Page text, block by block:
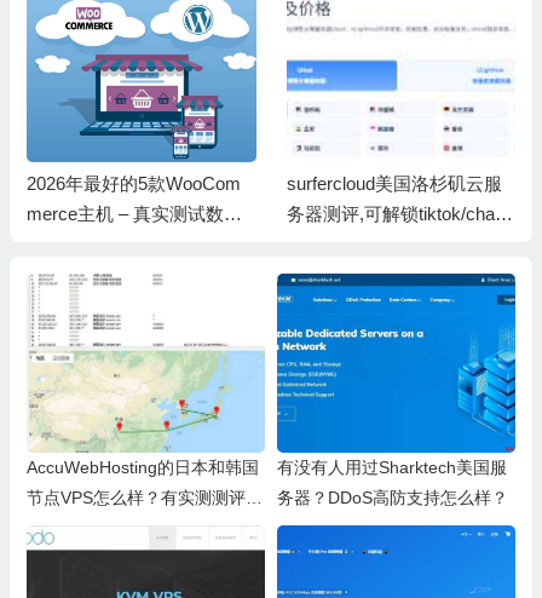
2026年最好的5款WooCom
merce主机 – 真实测试数据
surfercloud美国洛杉矶云服
务器测评,可解锁tiktok/chatg
AccuWebHosting的日本和韩国
节点VPS怎么样？有实测测评
吗？
有没有人用过Sharktech美国服
务器？DDoS高防支持怎么样？